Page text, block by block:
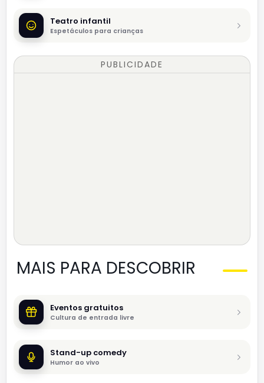
Teatro infantil
Espetáculos para crianças
PUBLICIDADE
MAIS PARA DESCOBRIR
Eventos gratuitos
Cultura de entrada livre
Stand-up comedy
Humor ao vivo